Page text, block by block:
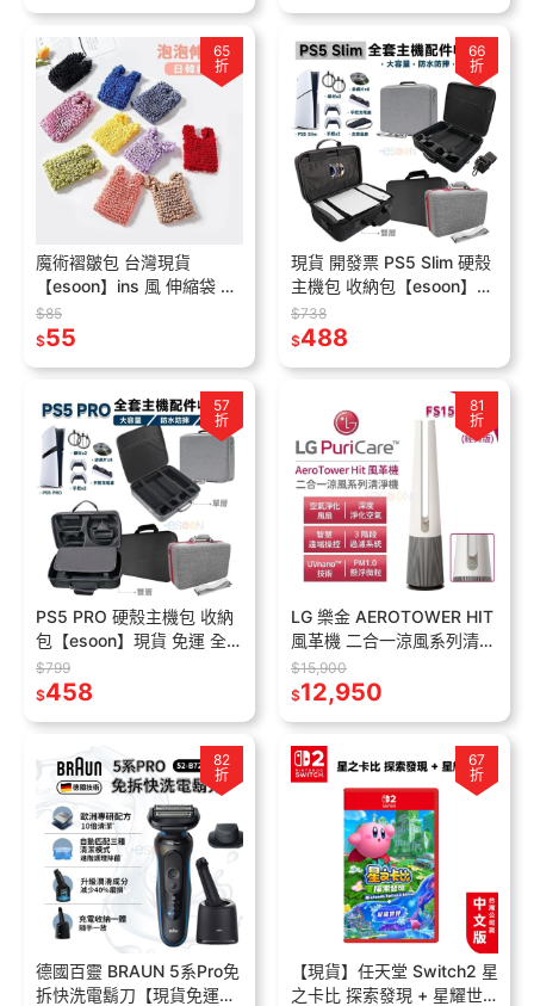
65
折
魔術褶皺包 台灣現貨
【esoon】ins 風 伸縮袋 泡
泡伸縮包 皺褶包 伸縮帶 泡
泡包 環保購物袋 大購物袋
$85
$55
66
折
現貨 開發票 PS5 Slim 硬殼
主機包 收納包【esoon】全
套主機配件收納 外出包 收
納箱 附背帶 耐摔防刮
$738
$488
57
折
PS5 PRO 硬殼主機包 收納
包【esoon】現貨 免運 全套
主機配件收納 外出包 收納
箱 附背帶 耐摔防刮 大容量
$799
$458
81
折
LG 樂金 AEROTOWER HIT
風革機 二合一涼風系列清淨
機 FS151PBK0 現貨 經典版
象牙白 清淨機
$15,900
$12,950
82
折
德國百靈 BRAUN 5系Pro免
拆快洗電鬍刀【現貨免運】
67
折
【現貨】任天堂 Switch2 星
之卡比 探索發現 + 星耀世